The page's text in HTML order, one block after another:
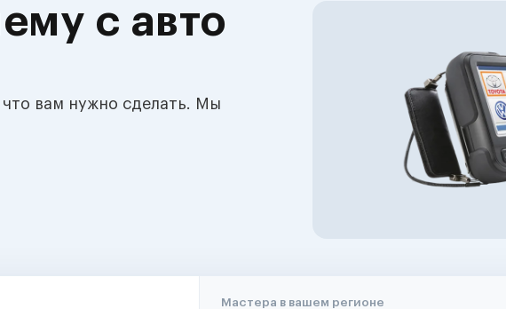
с авто
вам нужно сделать. Мы
Мастера в вашем регионе